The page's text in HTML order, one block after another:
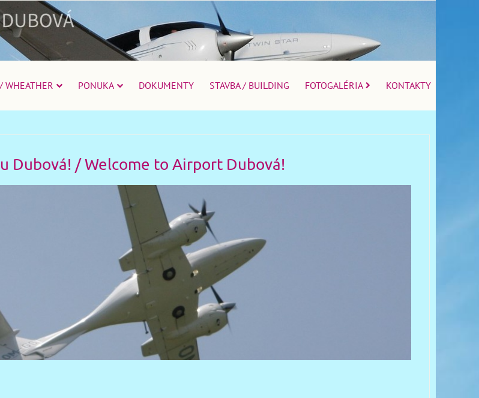
WHEATHER PONUKA DOKUMENTY STAVBA / BUILDING FOTOGALÉRIA KONTAKTY
Dubová! / Welcome to Airport Dubová!